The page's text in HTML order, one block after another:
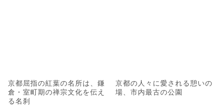
京都屈指の紅葉の名所は、鎌
倉・室町期の禅宗文化を伝え
る名刹
京都の人々に愛される憩いの
場、市内最古の公園